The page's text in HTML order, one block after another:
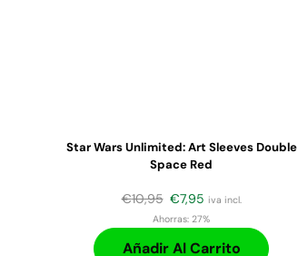
Star Wars Unlimited: Art Sleeves Double
Space Red
€10,95 €7,95 iva incl.
Ahorras: 27%
Añadir Al Carrito